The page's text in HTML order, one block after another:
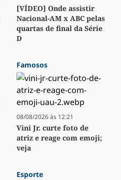
[VÍDEO] Onde assistir
Nacional-AM x ABC pelas
quartas de final da Série
D
Famosos
08/08/2026 às 12:21
Vini Jr. curte foto de
atriz e reage com emoji;
veja
Esporte